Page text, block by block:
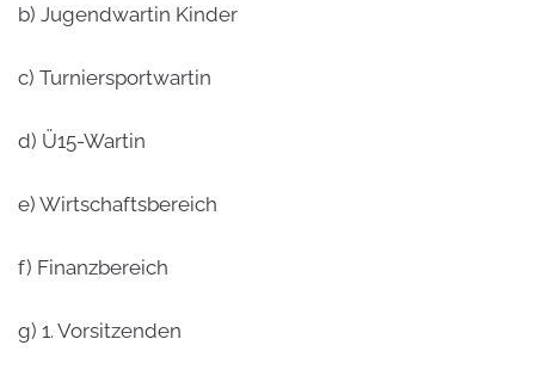
b) Jugendwartin Kinder
c) Turniersportwartin
d) Ü15-Wartin
e) Wirtschaftsbereich
f) Finanzbereich
g) 1. Vorsitzenden